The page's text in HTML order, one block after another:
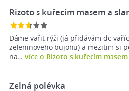
Rizoto s kuřecím masem a
Dáme vařit rýži (já přidávám do
zeleninového bujonu) a mezitím si
na… více o Rizoto s kuřecím
Zelná polévka